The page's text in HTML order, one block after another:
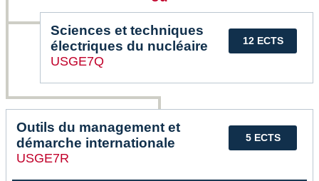
12 ECTS
Sciences et techniques
électriques du nucléaire
USGE7Q
5 ECTS
Outils du management et
démarche internationale
USGE7R